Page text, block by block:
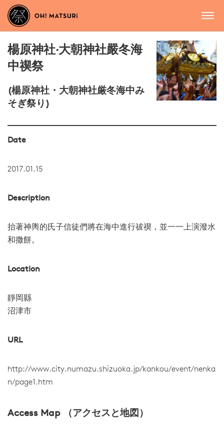
楊原神社‧大朝神社嚴冬海
中禊祭
(楊原神社・大朝神社厳冬海中み
そぎ祭り)
Date
2017.01.15
Description
抬著神輿的氏子信徒們將在海中進行祓禊，並一一上演潑水
和撒餅。
Location
靜岡縣
沼津市
URL
http://www.city.numazu.shizuoka.jp/kankou/event/nenka
n/page1.htm
Access Map （アクセスと地図）